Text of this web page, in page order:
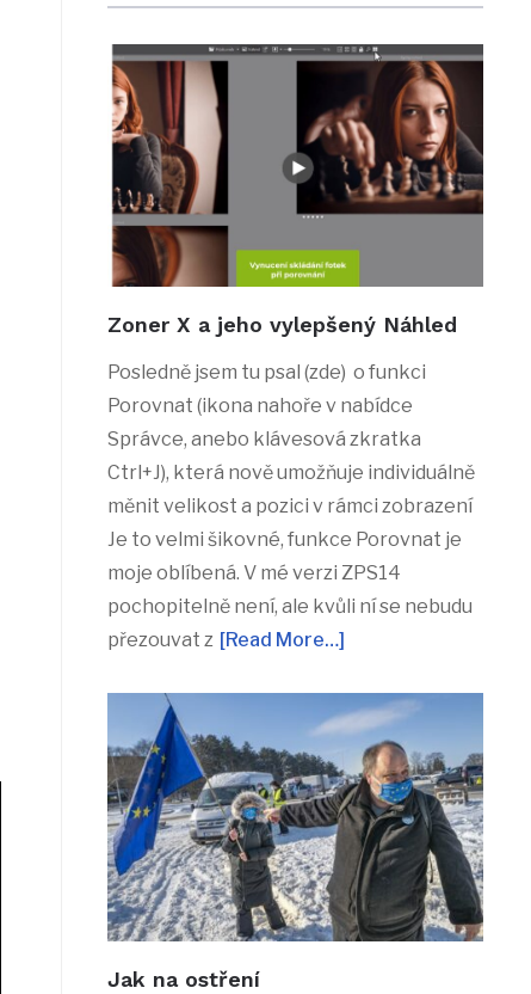
Zoner X a jeho vylepšený Náhled
Posledně jsem tu psal (zde) o funkci
Porovnat (ikona nahoře v nabídce
Správce, anebo klávesová zkratka
Ctrl+J), která nově umožňuje individuálně
měnit velikost a pozici v rámci zobrazení
Je to velmi šikovné, funkce Porovnat je
moje oblíbená. V mé verzi ZPS14
pochopitelně není, ale kvůli ní se nebudu
přezouvat z [Read More…]
Jak na ostření